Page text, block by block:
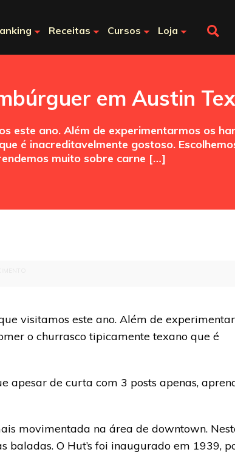
Receitas Cursos Loja
em Austin
este ano. Além de experimentarmos os
é inacreditavelmente gostoso.
muito sobre carne […]
visitamos este ano. Além de
o churrasco tipicamente texano que é
apesar de curta com 3 posts apenas,
movimentada na área de downtown.
baladas. O Hut’s foi inaugurado em 1939,